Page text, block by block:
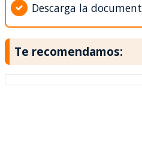
Descarga la
Te recomendamos: